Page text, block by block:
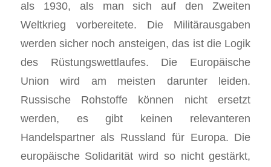
als 1930, als man sich auf den Zweiten
Weltkrieg vorbereitete. Die Militärausgaben
werden sicher noch ansteigen, das ist die Logik
des Rüstungswettlaufes. Die Europäische
Union wird am meisten darunter leiden.
Russische Rohstoffe können nicht ersetzt
werden, es gibt keinen relevanteren
Handelspartner als Russland für Europa. Die
europäische Solidarität wird so nicht gestärkt,